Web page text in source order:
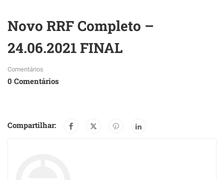
Novo RRF Completo –
24.06.2021 FINAL
Comentários
0 Comentários
Compartilhar: